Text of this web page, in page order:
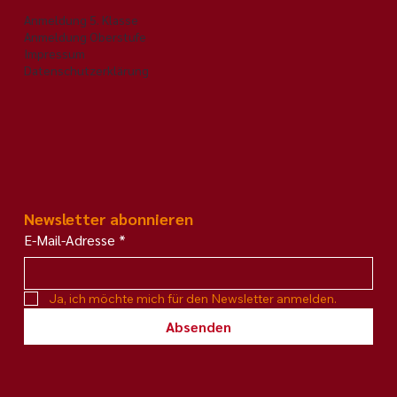
Anmeldung 5. Klasse
Anmeldung Oberstufe
Impressum
Datenschutzerklärung
Newsletter abonnieren
E-Mail-Adresse *
Ja, ich möchte mich für den Newsletter anmelden.
Absenden